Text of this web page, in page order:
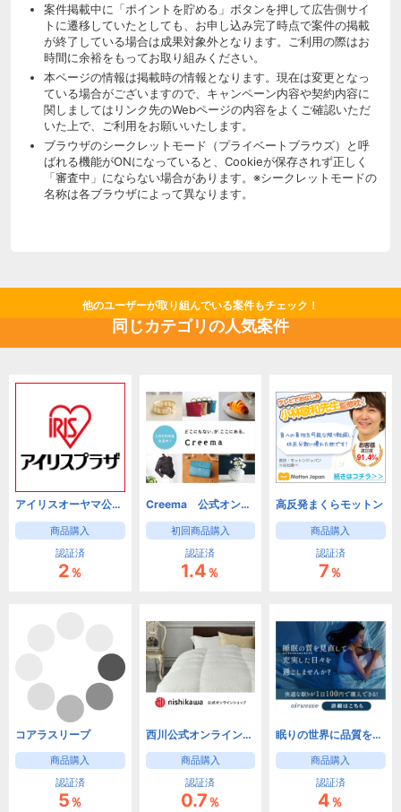
案件掲載中に「ポイントを貯める」ボタンを押して広告側サイ
トに遷移していたとしても、お申し込み完了時点で案件の掲載
が終了している場合は成果対象外となります。ご利用の際はお
時間に余裕をもってお取り組みください。
本ページの情報は掲載時の情報となります。現在は変更となっ
ている場合がございますので、キャンペーン内容や契約内容に
関しましてはリンク先のWebページの内容をよくご確認いただ
いた上で、ご利用をお願いいたします。
ブラウザのシークレットモード（プライベートブラウズ）と呼
ばれる機能がONになっていると、Cookieが保存されず正しく
「審査中」にならない場合があります。※シークレットモードの
名称は各ブラウザによって異なります。
他のユーザーが取り組んでいる案件もチェック！
同じカテゴリの人気案件
アイリスオーヤマ公式通販サイト【アイリスプラザ】
商品購入
認証済
2％
Creema 公式オンラインストア
初回商品購入
認証済
1.4％
高反発まくらモットン
商品購入
認証済
7％
コアラスリープ
商品購入
認証済
5％
西川公式オンラインショップ
商品購入
認証済
0.7％
眠りの世界に品質を【エアウィーヴ公式オンラインストア】
商品購入
認証済
4％